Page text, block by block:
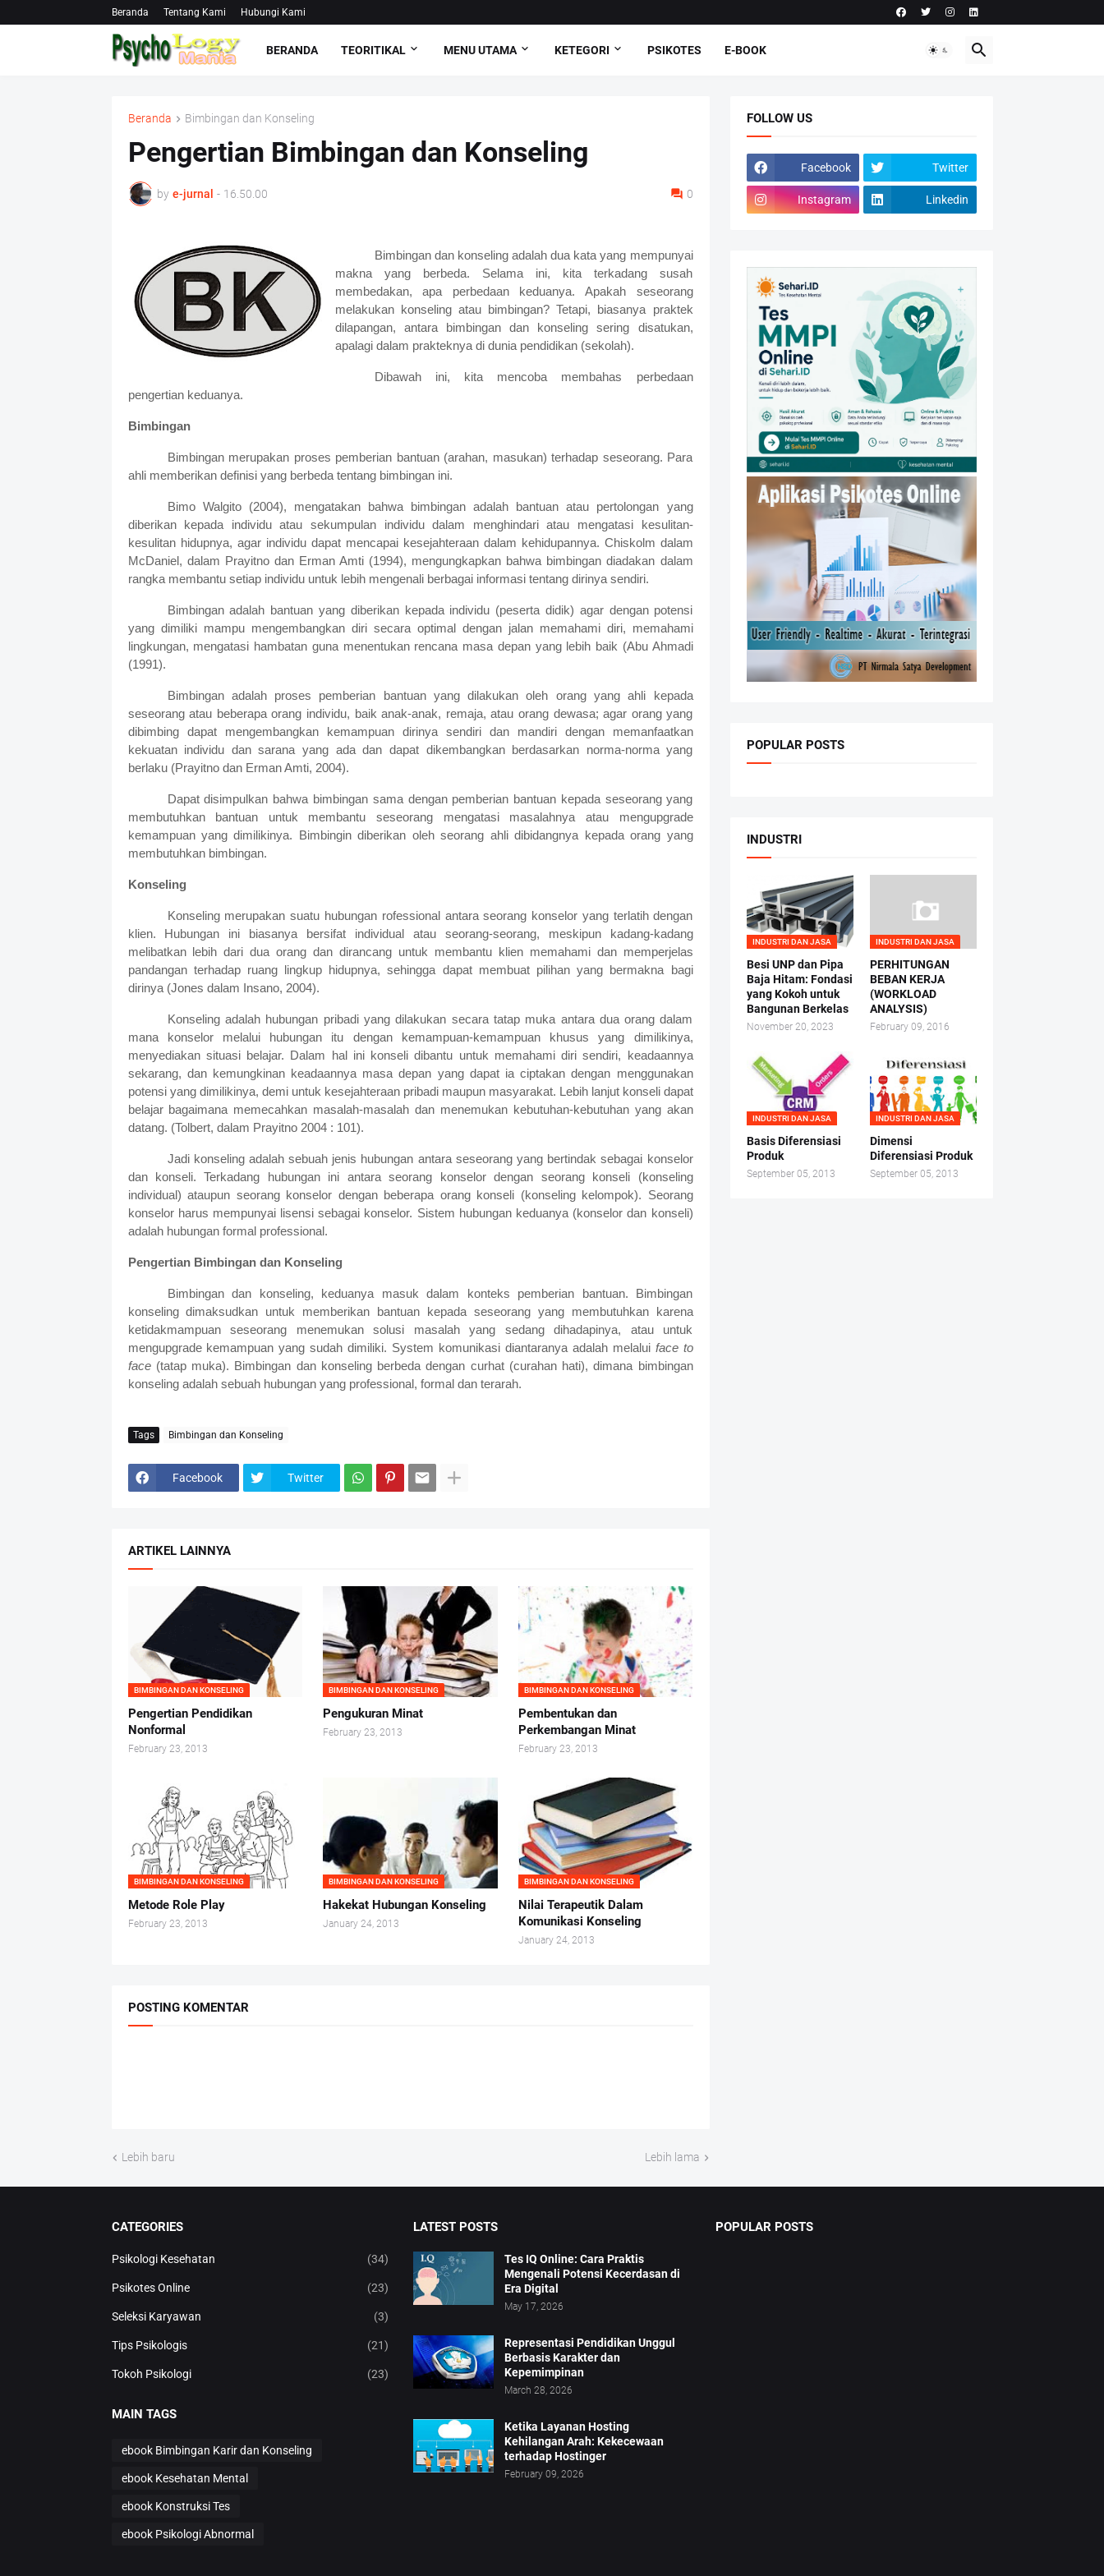
Beranda Tentang Kami Hubungi Kami
BERANDA TEORITIKAL MENU UTAMA KETEGORI PSIKOTES E-BOOK
Beranda Bimbingan dan Konseling
Pengertian Bimbingan dan Konseling
by e-jurnal - 16.50.00 0
Bimbingan dan konseling adalah dua kata yang mempunyai
makna yang berbeda. Selama ini, kita terkadang susah
membedakan, apa perbedaan keduanya. Apakah seseorang
melakukan konseling atau bimbingan? Tetapi, biasanya praktek
dilapangan, antara bimbingan dan konseling sering disatukan,
apalagi dalam prakteknya di dunia pendidikan (sekolah).
Dibawah ini, kita mencoba membahas perbedaan
pengertian keduanya.
Bimbingan
Bimbingan merupakan proses pemberian bantuan (arahan, masukan) terhadap seseorang. Para
ahli memberikan definisi yang berbeda tentang bimbingan ini.
Bimo Walgito (2004), mengatakan bahwa bimbingan adalah bantuan atau pertolongan yang
diberikan kepada individu atau sekumpulan individu dalam menghindari atau mengatasi kesulitan-
kesulitan hidupnya, agar individu dapat mencapai kesejahteraan dalam kehidupannya. Chiskolm dalam
McDaniel, dalam Prayitno dan Erman Amti (1994), mengungkapkan bahwa bimbingan diadakan dalam
rangka membantu setiap individu untuk lebih mengenali berbagai informasi tentang dirinya sendiri.
Bimbingan adalah bantuan yang diberikan kepada individu (peserta didik) agar dengan potensi
yang dimiliki mampu mengembangkan diri secara optimal dengan jalan memahami diri, memahami
lingkungan, mengatasi hambatan guna menentukan rencana masa depan yang lebih baik (Abu Ahmadi
(1991).
Bimbingan adalah proses pemberian bantuan yang dilakukan oleh orang yang ahli kepada
seseorang atau beberapa orang individu, baik anak-anak, remaja, atau orang dewasa; agar orang yang
dibimbing dapat mengembangkan kemampuan dirinya sendiri dan mandiri dengan memanfaatkan
kekuatan individu dan sarana yang ada dan dapat dikembangkan berdasarkan norma-norma yang
berlaku (Prayitno dan Erman Amti, 2004).
Dapat disimpulkan bahwa bimbingan sama dengan pemberian bantuan kepada seseorang yang
membutuhkan bantuan untuk membantu seseorang mengatasi masalahnya atau mengupgrade
kemampuan yang dimilikinya. Bimbingin diberikan oleh seorang ahli dibidangnya kepada orang yang
membutuhkan bimbingan.
Konseling
Konseling merupakan suatu hubungan rofessional antara seorang konselor yang terlatih dengan
klien. Hubungan ini biasanya bersifat individual atau seorang-seorang, meskipun kadang-kadang
melibatkan lebih dari dua orang dan dirancang untuk membantu klien memahami dan memperjelas
pandangan terhadap ruang lingkup hidupnya, sehingga dapat membuat pilihan yang bermakna bagi
dirinya (Jones dalam Insano, 2004).
Konseling adalah hubungan pribadi yang dilakukan secara tatap muka antara dua orang dalam
mana konselor melalui hubungan itu dengan kemampuan-kemampuan khusus yang dimilikinya,
menyediakan situasi belajar. Dalam hal ini konseli dibantu untuk memahami diri sendiri, keadaannya
sekarang, dan kemungkinan keadaannya masa depan yang dapat ia ciptakan dengan menggunakan
potensi yang dimilikinya, demi untuk kesejahteraan pribadi maupun masyarakat. Lebih lanjut konseli dapat
belajar bagaimana memecahkan masalah-masalah dan menemukan kebutuhan-kebutuhan yang akan
datang. (Tolbert, dalam Prayitno 2004 : 101).
Jadi konseling adalah sebuah jenis hubungan antara seseorang yang bertindak sebagai konselor
dan konseli. Terkadang hubungan ini antara seorang konselor dengan seorang konseli (konseling
individual) ataupun seorang konselor dengan beberapa orang konseli (konseling kelompok). Seorang
konselor harus mempunyai lisensi sebagai konselor. Sistem hubungan keduanya (konselor dan konseli)
adalah hubungan formal professional.
Pengertian Bimbingan dan Konseling
Bimbingan dan konseling, keduanya masuk dalam konteks pemberian bantuan. Bimbingan
konseling dimaksudkan untuk memberikan bantuan kepada seseorang yang membutuhkan karena
ketidakmampuan seseorang menemukan solusi masalah yang sedang dihadapinya, atau untuk
mengupgrade kemampuan yang sudah dimiliki. System komunikasi diantaranya adalah melalui face to
face (tatap muka). Bimbingan dan konseling berbeda dengan curhat (curahan hati), dimana bimbingan
konseling adalah sebuah hubungan yang professional, formal dan terarah.
Tags Bimbingan dan Konseling
Facebook Twitter
ARTIKEL LAINNYA
BIMBINGAN DAN KONSELING
Pengertian Pendidikan
Nonformal
February 23, 2013
BIMBINGAN DAN KONSELING
Pengukuran Minat
February 23, 2013
BIMBINGAN DAN KONSELING
Pembentukan dan
Perkembangan Minat
February 23, 2013
BIMBINGAN DAN KONSELING
Metode Role Play
February 23, 2013
BIMBINGAN DAN KONSELING
Hakekat Hubungan Konseling
January 24, 2013
BIMBINGAN DAN KONSELING
Nilai Terapeutik Dalam
Komunikasi Konseling
January 24, 2013
POSTING KOMENTAR
Lebih baru Lebih lama
FOLLOW US
Facebook Twitter
Instagram Linkedin
POPULAR POSTS
INDUSTRI
INDUSTRI DAN JASA
Besi UNP dan Pipa
Baja Hitam: Fondasi
yang Kokoh untuk
Bangunan Berkelas
November 20, 2023
INDUSTRI DAN JASA
PERHITUNGAN
BEBAN KERJA
(WORKLOAD
ANALYSIS)
February 09, 2016
INDUSTRI DAN JASA
Basis Diferensiasi
Produk
September 05, 2013
INDUSTRI DAN JASA
Dimensi
Diferensiasi Produk
September 05, 2013
CATEGORIES
Psikologi Kesehatan (34)
Psikotes Online (23)
Seleksi Karyawan (3)
Tips Psikologis (21)
Tokoh Psikologi (23)
MAIN TAGS
ebook Bimbingan Karir dan Konseling
ebook Kesehatan Mental
ebook Konstruksi Tes
ebook Psikologi Abnormal
LATEST POSTS
Tes IQ Online: Cara Praktis
Mengenali Potensi Kecerdasan di
Era Digital
May 17, 2026
Representasi Pendidikan Unggul
Berbasis Karakter dan
Kepemimpinan
March 28, 2026
Ketika Layanan Hosting
Kehilangan Arah: Kekecewaan
terhadap Hostinger
February 09, 2026
POPULAR POSTS